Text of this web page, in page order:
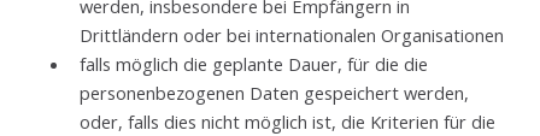
werden, insbesondere bei Empfängern in
Drittländern oder bei internationalen Organisationen
falls möglich die geplante Dauer, für die die
personenbezogenen Daten gespeichert werden,
oder, falls dies nicht möglich ist, die Kriterien für die